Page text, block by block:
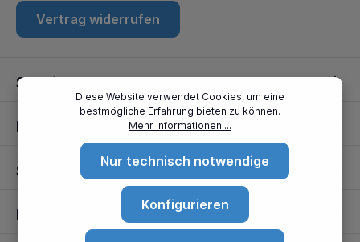
Partner
Standorte
Vertrag widerrufen
Service
Informationen
Diese Website verwendet Cookies, um eine
bestmögliche Erfahrung bieten zu können.
Mehr Informationen ...
Nur technisch notwendige
Konfigurieren